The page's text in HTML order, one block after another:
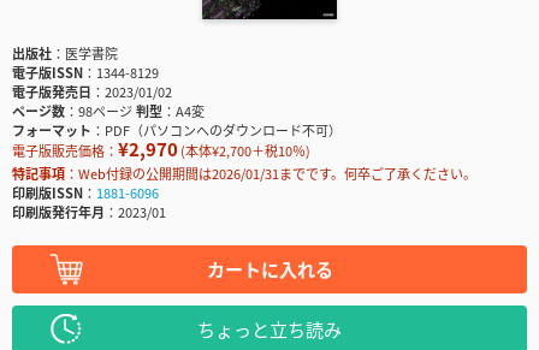
出版社
医学書院
電子版ISSN
1344-8129
電子版発売日
2023/01/02
ページ数
98ページ判型
A4変
フォーマット
PDF（パソコンへのダウンロード不可）
電子版販売価格： ¥2,970(本体¥2,700＋税10％)
特記事項
Web付録の公開期間は2026/01/31までです。何卒ご了承ください。
印刷版ISSN
1881-6096
印刷版発行年月
2023/01
カートに入れる
ちょっと立ち読み